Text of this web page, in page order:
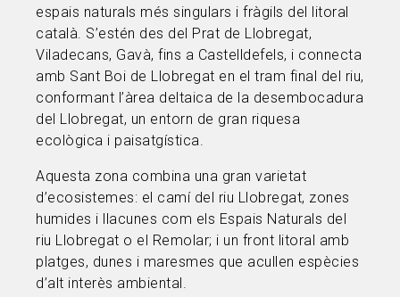
espais naturals més singulars i fràgils del litoral
català. S’estén des del Prat de Llobregat,
Viladecans, Gavà, fins a Castelldefels, i connecta
amb Sant Boi de Llobregat en el tram final del riu,
conformant l’àrea deltaica de la desembocadura
del Llobregat, un entorn de gran riquesa
ecològica i paisatgística.
Aquesta zona combina una gran varietat
d’ecosistemes: el camí del riu Llobregat, zones
humides i llacunes com els Espais Naturals del
riu Llobregat o el Remolar; i un front litoral amb
platges, dunes i maresmes que acullen espècies
d’alt interès ambiental.